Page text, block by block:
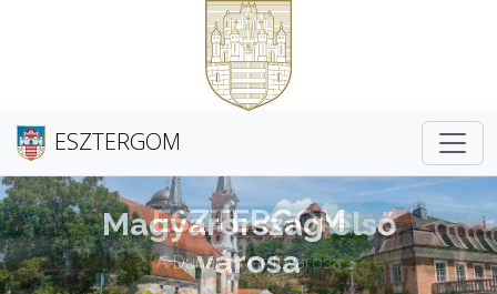
ESZTERGOM
Magyarország első
városa